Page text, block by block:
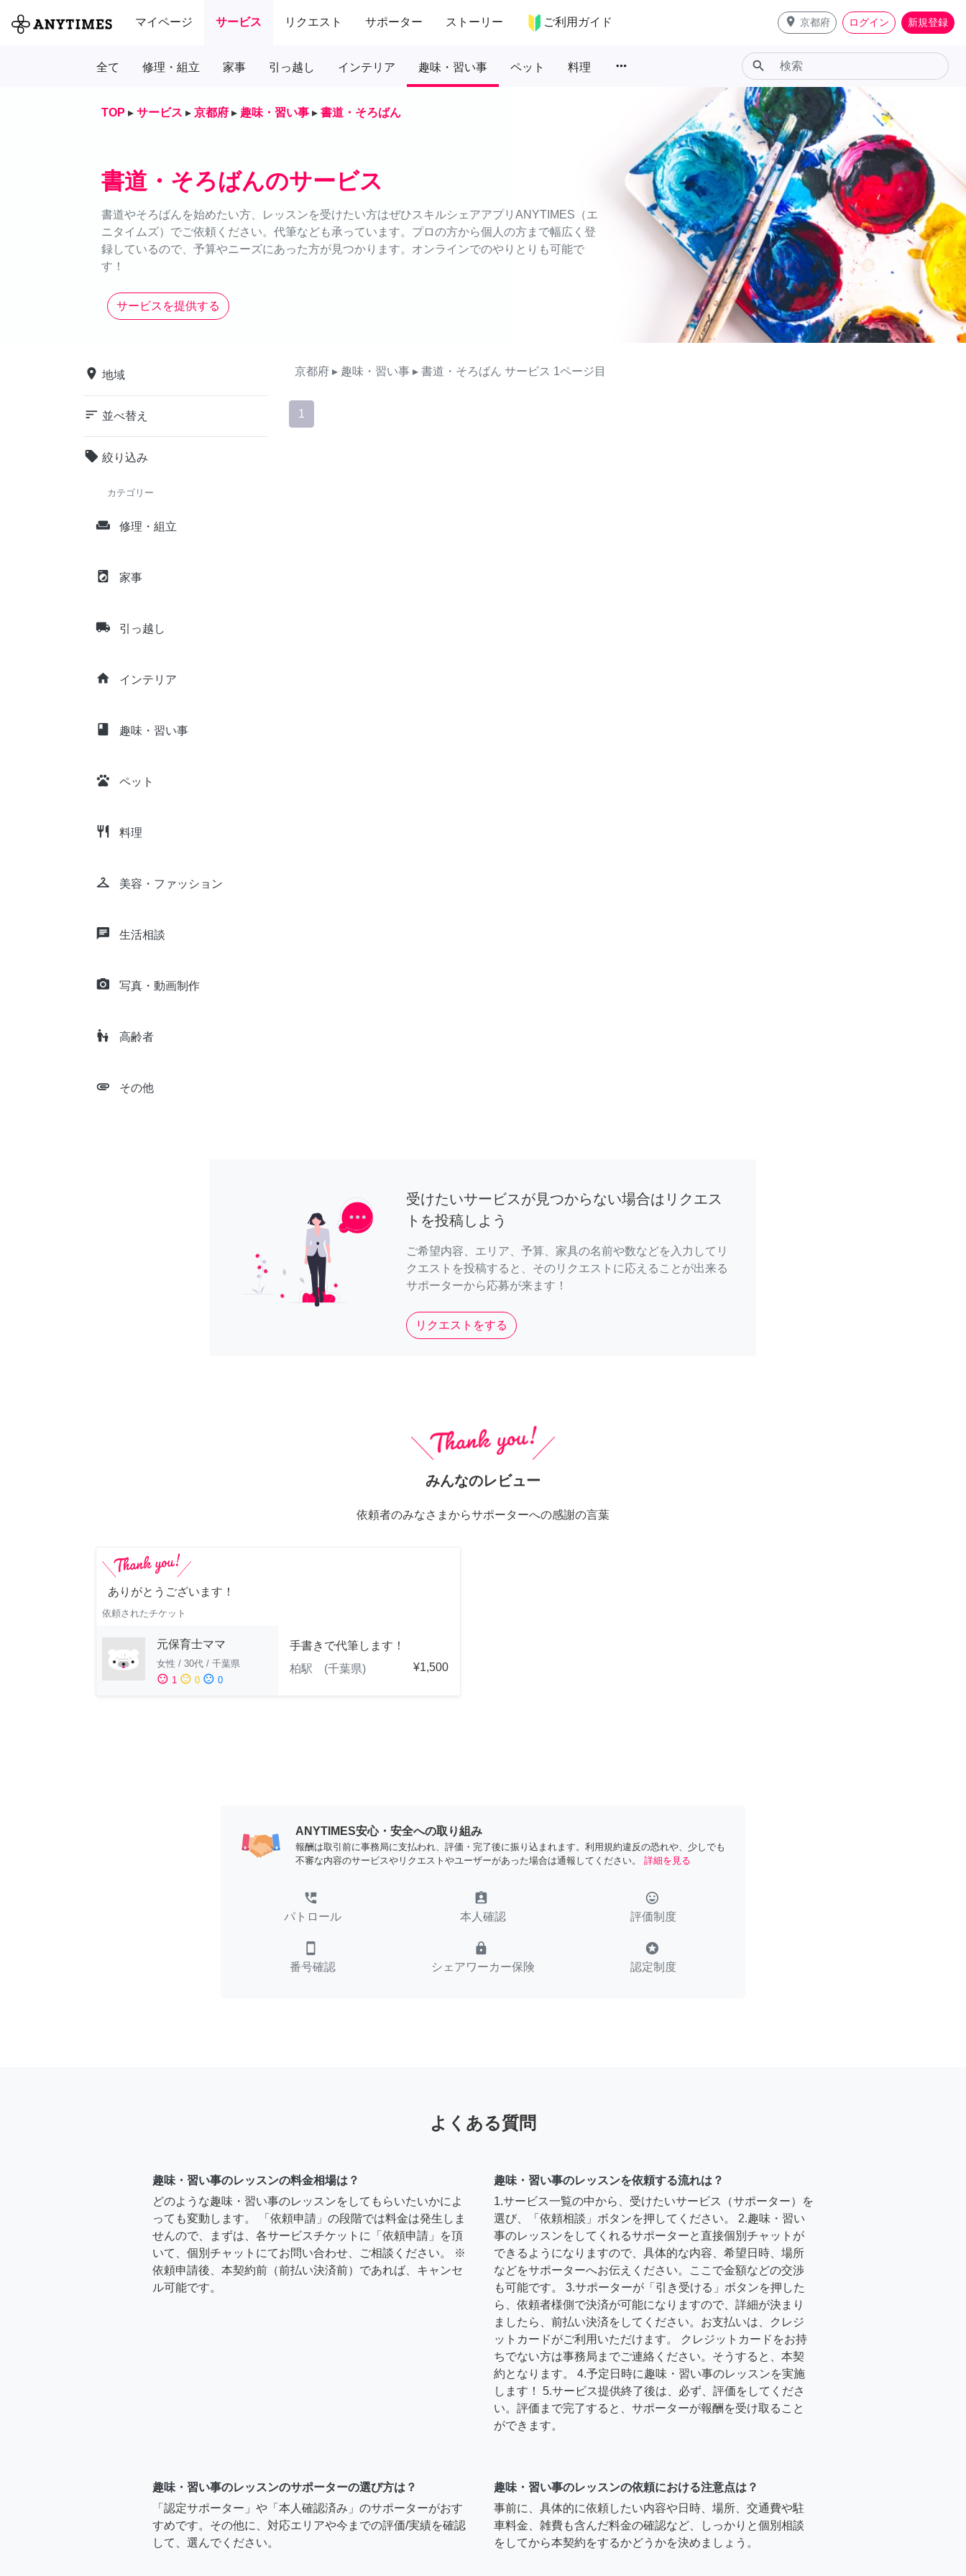
マイページ サービス リクエスト サポーター ストーリー ご利用ガイド place 京都府 ログイン 新規登録
全て 修理・組立 家事 引っ越し インテリア 趣味・習い事 ペット 料理 more_horiz search
TOP ▸ サービス ▸ 京都府 ▸ 趣味・習い事 ▸ 書道・そろばん
書道・そろばんのサービス
書道やそろばんを始めたい方、レッスンを受けたい方はぜひスキルシェアアプリANYTIMES（エ
ニタイムズ）でご依頼ください。代筆なども承っています。プロの方から個人の方まで幅広く登
録しているので、予算やニーズにあった方が見つかります。オンラインでのやりとりも可能で
す！
サービスを提供する
place 地域
sort 並べ替え
local_offer 絞り込み
カテゴリー
weekend 修理・組立
local_laundry_service 家事
local_shipping 引っ越し
home インテリア
class 趣味・習い事
pets ペット
restaurant 料理
checkroom 美容・ファッション
chat 生活相談
camera_alt 写真・動画制作
escalator_warning 高齢者
attachment その他
京都府 ▸ 趣味・習い事 ▸ 書道・そろばん サービス 1ページ目
1
受けたいサービスが見つからない場合はリクエス
トを投稿しよう
ご希望内容、エリア、予算、家具の名前や数などを入力してリ
クエストを投稿すると、そのリクエストに応えることが出来る
サポーターから応募が来ます！
リクエストをする
みんなのレビュー
依頼者のみなさまからサポーターへの感謝の言葉
ありがとうございます！
依頼されたチケット
元保育士ママ
女性 / 30代 / 千葉県
sentiment_satisfied 1 sentiment_neutral 0 sentiment_dissatisfied 0
手書きで代筆します！
柏駅 (千葉県)
¥1,500
ANYTIMES安心・安全への取り組み
報酬は取引前に事務局に支払われ、評価・完了後に振り込まれます。利用規約違反の恐れや、少しでも
不審な内容のサービスやリクエストやユーザーがあった場合は通報してください。
詳細を見る
perm_phone_msg
パトロール
assignment_ind
本人確認
tag_faces
評価制度
smartphone
番号確認
lock
シェアワーカー保険
stars
認定制度
よくある質問
趣味・習い事のレッスンの料金相場は？
どのような趣味・習い事のレッスンをしてもらいたいかによ
っても変動します。 「依頼申請」の段階では料金は発生しま
せんので、まずは、各サービスチケットに「依頼申請」を頂
いて、個別チャットにてお問い合わせ、ご相談ください。 ※
依頼申請後、本契約前（前払い決済前）であれば、キャンセ
ル可能です。
趣味・習い事のレッスンを依頼する流れは？
1.サービス一覧の中から、受けたいサービス（サポーター）を
選び、「依頼相談」ボタンを押してください。 2.趣味・習い
事のレッスンをしてくれるサポーターと直接個別チャットが
できるようになりますので、具体的な内容、希望日時、場所
などをサポーターへお伝えください。ここで金額などの交渉
も可能です。 3.サポーターが「引き受ける」ボタンを押した
ら、依頼者様側で決済が可能になりますので、詳細が決まり
ましたら、前払い決済をしてください。お支払いは、クレジ
ットカードがご利用いただけます。 クレジットカードをお持
ちでない方は事務局までご連絡ください。そうすると、本契
約となります。 4.予定日時に趣味・習い事のレッスンを実施
します！ 5.サービス提供終了後は、必ず、評価をしてくださ
い。評価まで完了すると、サポーターが報酬を受け取ること
ができます。
趣味・習い事のレッスンのサポーターの選び方は？
「認定サポーター」や「本人確認済み」のサポーターがおす
すめです。その他に、対応エリアや今までの評価/実績を確認
して、選んでください。
趣味・習い事のレッスンの依頼における注意点は？
事前に、具体的に依頼したい内容や日時、場所、交通費や駐
車料金、雑費も含んだ料金の確認など、しっかりと個別相談
をしてから本契約をするかどうかを決めましょう。